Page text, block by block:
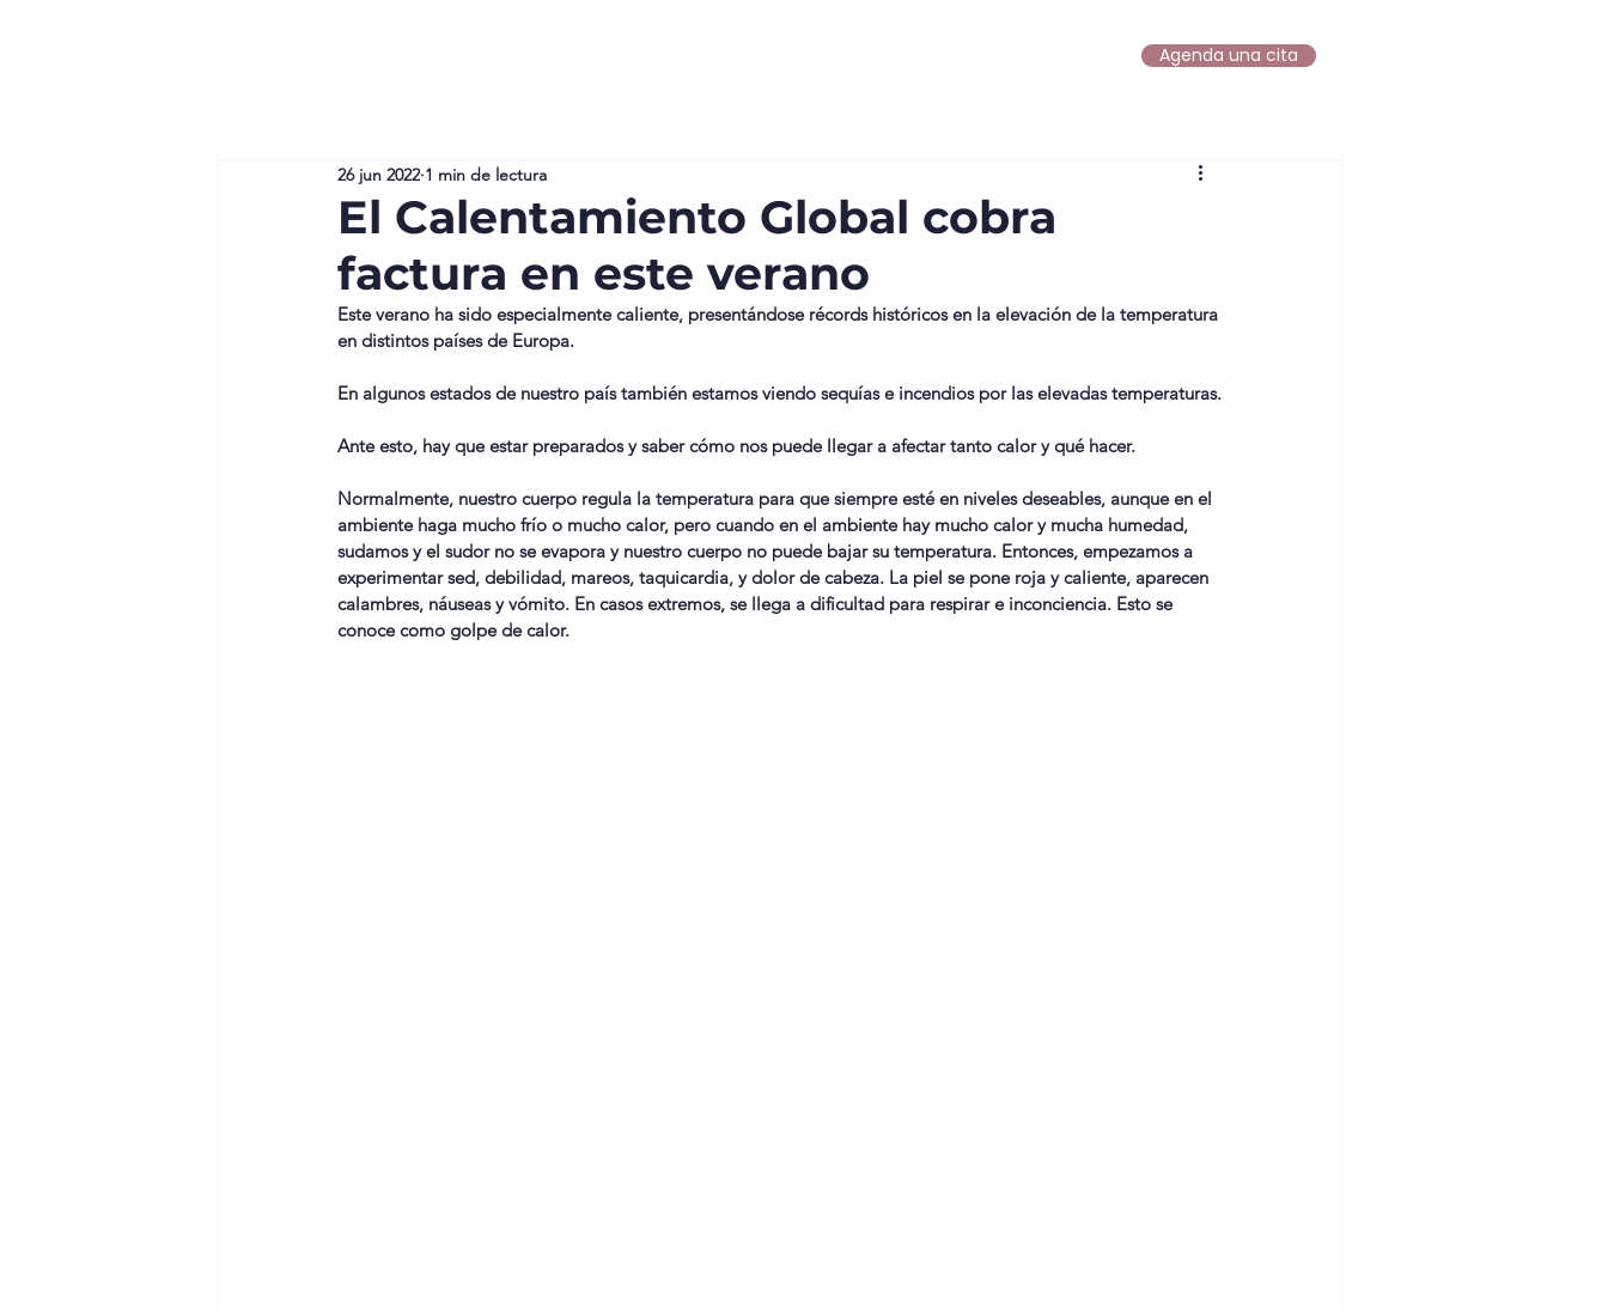
Agenda una cita
El Calentamiento Global cobra
factura en este verano
26 jun 2022 1 min de lectura
Este verano ha sido especialmente caliente, presentándose récords históricos en la elevación de la temperatura
en distintos países de Europa.
En algunos estados de nuestro país también estamos viendo sequías e incendios por las elevadas temperaturas.
Ante esto, hay que estar preparados y saber cómo nos puede llegar a afectar tanto calor y qué hacer.
Normalmente, nuestro cuerpo regula la temperatura para que siempre esté en niveles deseables, aunque en el
ambiente haga mucho frío o mucho calor, pero cuando en el ambiente hay mucho calor y mucha humedad,
sudamos y el sudor no se evapora y nuestro cuerpo no puede bajar su temperatura. Entonces, empezamos a
experimentar sed, debilidad, mareos, taquicardia, y dolor de cabeza. La piel se pone roja y caliente, aparecen
calambres, náuseas y vómito. En casos extremos, se llega a dificultad para respirar e inconciencia. Esto se
conoce como golpe de calor.